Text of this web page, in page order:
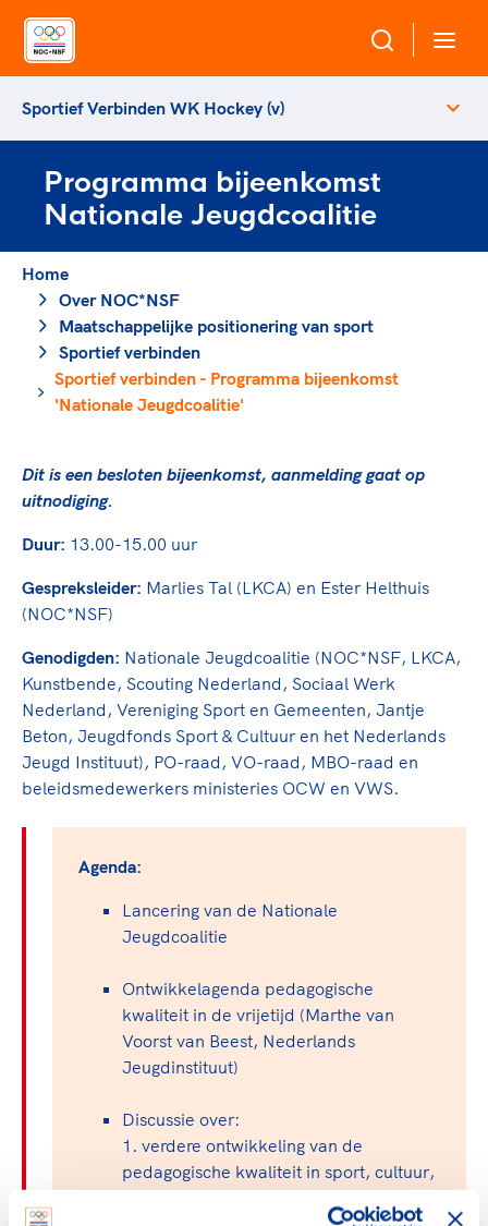
Over NOC*NSF
Sportagenda 2032
Leden
Algemene Vergadering
Raad van Toezicht en Bestuur
Merkbescherming NOC*NSF
Onze partners
TeamNL kids
Olympische geschiedenis
Nieuwspagina
Sport gaat niet vanzelf
Sport verenigt. Op sportclubs, pleintjes, tijdens
een rondje fietsen, door samen te skaten of naar
de sportschool te gaan. Door samen te juichen
voor Sifan Hassan, Rico Verhoeven, Diede de
genieten van de karatewedstrijd van je dochter,
de halve marathon van je moeder of de
hockeywedstrijd van je buurjongen.
Sportdeelname
Bonden en professionals in de sport
Beleidsmedewerkers
Clubbestuurders
Coördinatoren en opleiders
Trainer-coaches
Veilige en integere sport
Diversiteit en inclusie
Duurzaamheid
Vitale clubs en bestuurlijk kader
Sportmatch
Clubacties
High5 Stappenplan
Ruimte voor sport
Beroepskrachten
Samen voor een veilige
sportomgeving
Voor welk gedrag staat de club? Wat mag wel
langs de lijn, in de kleedkamer, kantine en online?
En wat mag vooral niet? Een gedragscode geeft
Topsport
Voor talentvolle sporters
Atletencommissie
Paralympische Talentdag
TeamNL Academie Kalender
TeamNL Sport Science Centre
Olympische Spelen LA28
Paralympische Spelen LA28
Europese Spelen Istanbul 2027
Topsportbeleid
Top teamsportcompetities
De TeamNL Academie
De TeamNL Academie biedt een leer- en
ontwikkelprogramma voor de volgende functies
bestuurders, (technisch) directeuren, managers en
toekomstig kader.
Lees verder
Voor bonden
Sportief Verbinden WK Hockey (v)
Programma bijeenkomst
Nationale Jeugdcoalitie
Home
Over NOC*NSF
Maatschappelijke positionering van sport
Sportief verbinden
Sportief verbinden - Programma bijeenkomst
'Nationale Jeugdcoalitie'
Dit is een besloten bijeenkomst, aanmelding gaat op
uitnodiging.
Duur: 13.00-15.00 uur
Gespreksleider: Marlies Tal (LKCA) en Ester Helthuis
(NOC*NSF)
Genodigden: Nationale Jeugdcoalitie (NOC*NSF, LKCA,
Kunstbende, Scouting Nederland, Sociaal Werk
Nederland, Vereniging Sport en Gemeenten, Jantje
Beton, Jeugdfonds Sport & Cultuur en het Nederlands
Jeugd Instituut), PO-raad, VO-raad, MBO-raad en
beleidsmedewerkers ministeries OCW en VWS.
Agenda:
Lancering van de Nationale
Jeugdcoalitie
Ontwikkelagenda pedagogische
kwaliteit in de vrijetijd (Marthe van
Voorst van Beest, Nederlands
Jeugdinstituut)
Discussie over:
1. verdere ontwikkeling van de
pedagogische kwaliteit in sport, cultuur,